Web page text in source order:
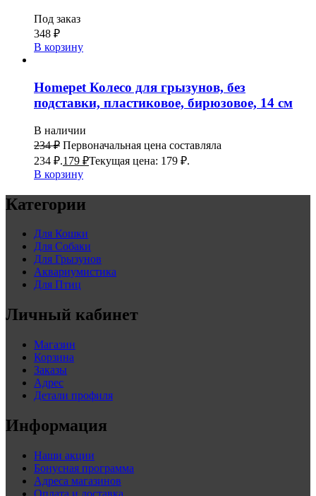
Под заказ
348 ₽
В корзину
Homepet Колесо для грызунов, без
подставки, пластиковое, бирюзовое, 14 см
В наличии
234₽ Первоначальная цена составляла
234 ₽.179 ₽Текущая цена: 179 ₽.
В корзину
Категории
Для Кошки
Для Собаки
Для Грызунов
Аквариумистика
Для Птиц
Личный кабинет
Магазин
Корзина
Заказы
Адрес
Детали профиля
Информация
Наши акции
Бонусная программа
Адреса магазинов
Оплата и доставка